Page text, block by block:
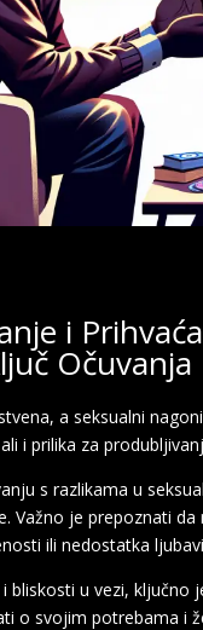
i
a seksualni
i prilika za
s razlikama u
Važno je prepoznati
ili nedostatka
bliskosti u vezi,
o svojim potrebama i